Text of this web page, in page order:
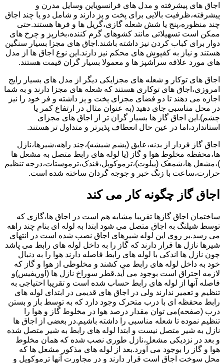
اجاق های پیشرفته و مدل های فرانسویاین وسایل مدرن و
پیشرفته،ظرفیت بالایی برای پخت و پز دارند و شامل دو یا چند اجاق
چند منظوره،پنج یا شش شعله گازی،گریل ها و فرها هستند.حتی
ممکن است تسهیلاتی مانند کشوهای گرم کننده،بخارپز و چرخ های
دوار برای کباب کردن نیز داشته باشند.اجاق های مجزا بسیار سنگین
هستند و نیاز به کفپوش های محکم نیز دارند.این نوع اجاق ها از مدل
های مورد علاقه سرآشپز ها و معمولا بسیار گران قیمت هستند.
اجاق های توکار و شعله های مجزایکی دیگر از مدل های بسیار رایج
امروزی،اجاق های توکاری هستند که شعله های مجزا دارند و به شما
اجازه می دهند تا دو فضای مجزای پخت و پز داشته و فر خود را نیز
در محل مناسبی جای دهید (به عنوان مثال در ارتفاع کمر یا
چشم).این اجاق گاز ها بسیار گران تر از اجاق های مجزای
استاندارد،اما در عین حال انعطاف پذیرتر و متداول تر هستند.
اجاق گاز فردار از بدنه،عایق (پشم شیشه)،چند راهه،شیرها،نازل
ها،محفظه مخلوط هوا و گاز (یا لوله های رابط متصل به مشعل ها
)،مشعل ها،شمعک (پیلوت)،ترموکوپل،فندک،ترموستات،درجه تنظیم
حرارت،ساعت با زنگ خبر و جوجه گردان ساخته شده است.
اجاق گاز چگونه کار می کند
ساختمان اجاق گازها تقریبا مشابه هم است در اجاق ها،گازی که
توسط شیلنگ به اجاق متصل می شود ابتدا به لوله ای بنام چند راهه
می رسد.بر روی این لوله شیرهای اجاق نصب شده است در انتهای
شیرها نازل ها قرار دارند که گاز را به داخل لوله های رابط می پاشد
چون نازل ها اندکی با لوله های رابط فاصله دارند هوا را به دنبال
خود به داخل لوله های رابط می کشند و مخلوطی از هوا و گاز که
لازمه احتراق است بوجود می آید.قطر سوراخ نازل ها (اوریفیس)و
فاصله آنها از لوله های رابط حساب شده است و تقریبا احتیاجی به
تنظیم و تعمیر ندارند ولی در اجاق های قدیمی در ابتدای لوله های
رابط محفظه ای با درب متحرک وجود دارد که به توسط باز و بستن
درب (صفحه)می توان مقدار درصد هوا در مخلوط گاز و هوا را
تنظیم نموده تا شعله مناسبی را داشته باشیم.در بعضی از اجاق ها
نازل به شیر متصل نیست و ابتدا لوله های رابط به شیر متصل شده
و بعد در نزدیکی مشعل،نازل طوری نصب شده که همان مخلوط
هوا و گاز را بوجود می آورد.بعد از لوله های مذکور مشعل ها که
محل سوخت اجاق است قرار دارند و در مجاورت آنها ترموکوپل و